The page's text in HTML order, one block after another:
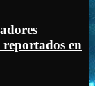
en